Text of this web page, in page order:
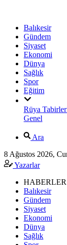
Balıkesir
Gündem
Siyaset
Ekonomi
Dünya
Sağlık
Spor
Eğitim
Rüya
Genel
Ara
8 Ağustos 2026,
Yazarlar
HABERLER
Balıkesir
Gündem
Siyaset
Ekonomi
Dünya
Sağlık